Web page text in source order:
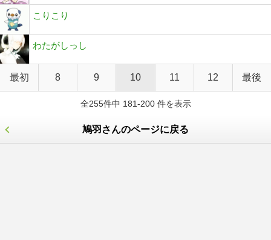
こりこり
わたがしっし
最初 8 9 10 11 12 最後
全255件中 181-200 件を表示
鳩羽さんのページに戻る